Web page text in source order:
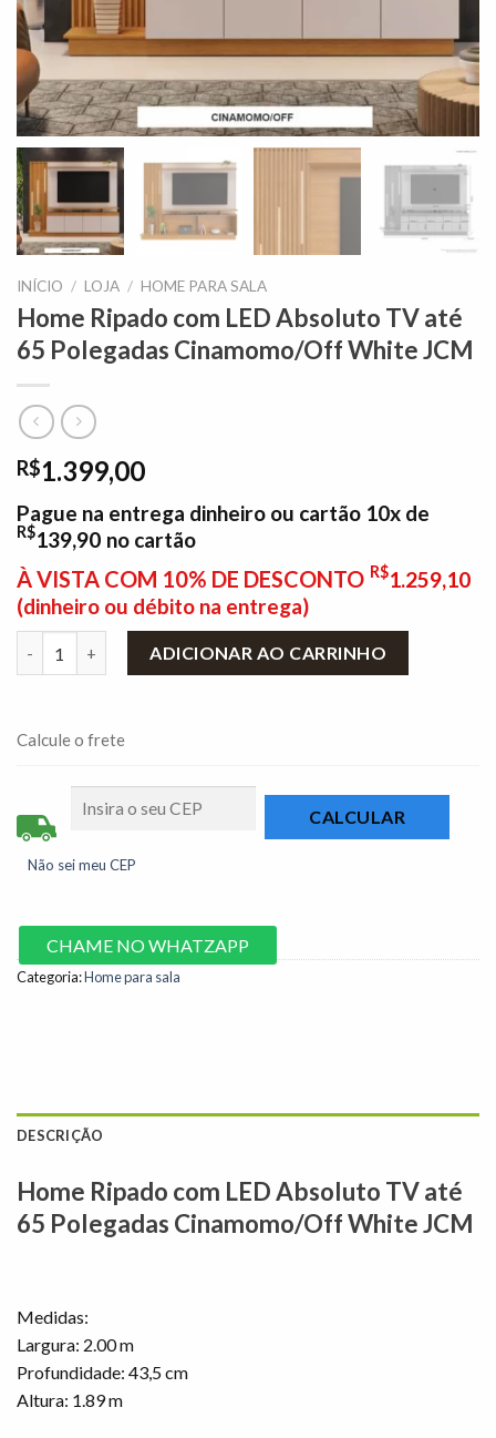
INÍCIO / LOJA / HOME PARA SALA
Home Ripado com LED Absoluto TV até
65 Polegadas Cinamomo/Off White JCM
R$1.399,00
Pague na entrega dinheiro ou cartão 10x de
R$139,90 no cartão
À VISTA COM 10% DE DESCONTO R$1.259,10
(dinheiro ou débito na entrega)
ADICIONAR AO CARRINHO
Calcule o frete
Não sei meu CEP
CHAME NO WHATZAPP
Categoria:Home para sala
DESCRIÇÃO
Home Ripado com LED Absoluto TV até
65 Polegadas Cinamomo/Off White JCM
Medidas:
Largura: 2.00 m
Profundidade: 43,5 cm
Altura: 1.89 m